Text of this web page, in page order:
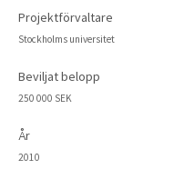
Projektförvaltare
Stockholms universitet
Beviljat belopp
250 000 SEK
År
2010